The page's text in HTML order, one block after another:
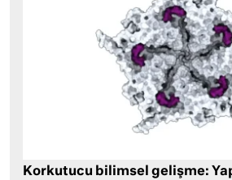
Korkutucu bilimsel gelişme: